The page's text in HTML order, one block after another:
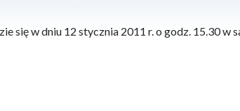
się w dniu 12 stycznia 2011 r. o godz. 15.30 w